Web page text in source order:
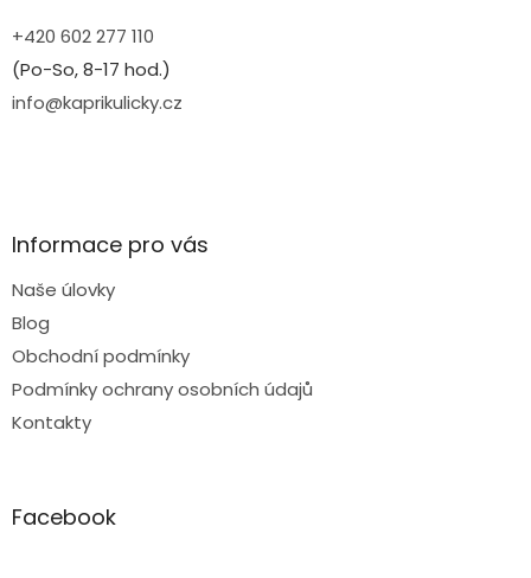
+420 602 277 110
(Po-So, 8-17 hod.)
info@kaprikulicky.cz
Informace pro vás
Naše úlovky
Blog
Obchodní podmínky
Podmínky ochrany osobních údajů
Kontakty
Facebook